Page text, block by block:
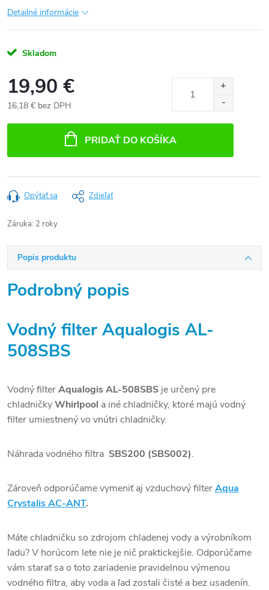
Detailné informácie
Skladom
19,90 €
16,18 € bez DPH
PRIDAŤ DO KOŠÍKA
Opýtať sa Zdieľať
Záruka: 2 roky
Popis produktu
Podrobný popis
Vodný filter Aqualogis AL-
508SBS
Vodný filterAqualogis AL-508SBS je určený pre
chladničkyWhirlpool a iné chladničky, ktoré majú vodný
filter umiestnený vo vnútri chladničky.
Náhrada vodného filtra SBS200 (SBS002).
Zároveň odporúčame vymeniť aj vzduchový filterAqua
Crystalis AC-ANT.
Máte chladničku so zdrojom chladenej vody a výrobníkom
ľadu? V horúcom lete nie je nič praktickejšie. Odporúčame
vám starať sa o toto zariadenie pravidelnou výmenou
vodného filtra, aby voda a ľad zostali čisté a bez usadenín.